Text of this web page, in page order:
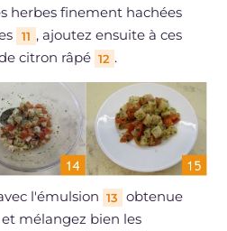
herbes finement hachées
11 , ajoutez ensuite à ces
citron râpé 12 .
l'émulsion 13
obtenue
mélangez bien les